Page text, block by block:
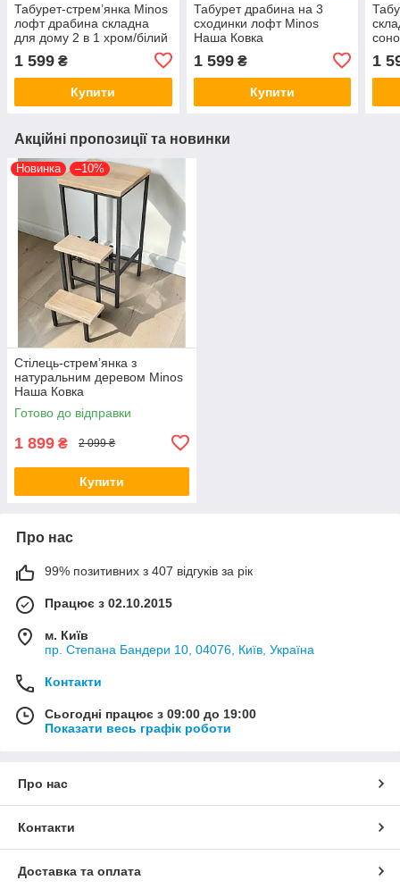
Табурет-стрем’янка Minos
лофт драбина складна
для дому 2 в 1 хром/білий
1 599 ₴
Купити
Табурет драбина на 3
сходинки лофт Minos
Наша Ковка
1 599₴
Купити
1
Акційні пропозиції та новинки
Новинка –10%
Стілець-стрем’янка з
натуральним деревом Minos
Наша Ковка
Готово до відправки
1 899 ₴ 2 099 ₴
Купити
Про нас
99% позитивних з 407 відгуків за рік
Працює з 02.10.2015
м. Київ
пр. Степана Бандери 10, 04076, Київ, Україна
Контакти
Сьогодні працює з 09:00 до 19:00
Показати весь графік роботи
Про нас
Контакти
Доставка та оплата